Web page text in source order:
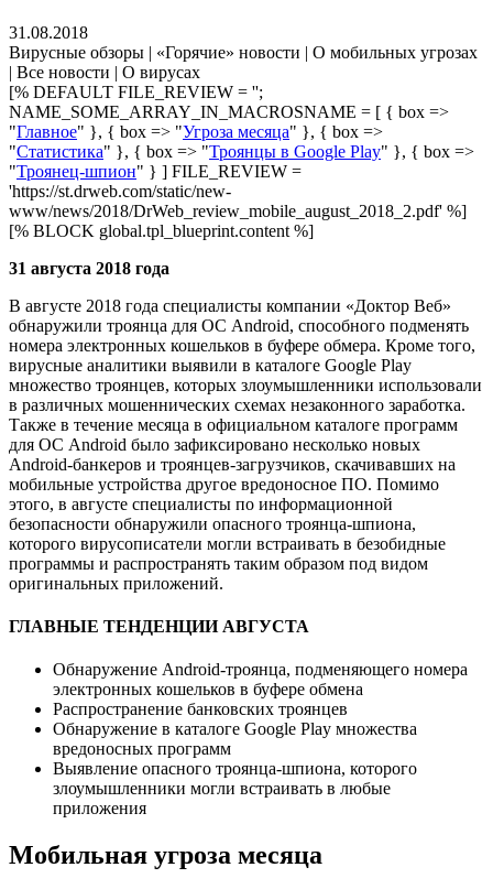
31.08.2018
Вирусные обзоры | «Горячие» новости | О мобильных угрозах
| Все новости | О вирусах
[% DEFAULT FILE_REVIEW = '';
NAME_SOME_ARRAY_IN_MACROSNAME = [ { box =>
"Главное" }, { box => "Угроза месяца" }, { box =>
"Статистика" }, { box => "Троянцы в Google Play" }, { box =>
"Троянец-шпион" } ] FILE_REVIEW =
'https://st.drweb.com/static/new-
www/news/2018/DrWeb_review_mobile_august_2018_2.pdf' %]
[% BLOCK global.tpl_blueprint.content %]
31 августа 2018 года
В августе 2018 года специалисты компании «Доктор Веб»
обнаружили троянца для ОС Android, способного подменять
номера электронных кошельков в буфере обмера. Кроме того,
вирусные аналитики выявили в каталоге Google Play
множество троянцев, которых злоумышленники использовали
в различных мошеннических схемах незаконного заработка.
Также в течение месяца в официальном каталоге программ
для ОС Android было зафиксировано несколько новых
Android-банкеров и троянцев-загрузчиков, скачивавших на
мобильные устройства другое вредоносное ПО. Помимо
этого, в августе специалисты по информационной
безопасности обнаружили опасного троянца-шпиона,
которого вирусописатели могли встраивать в безобидные
программы и распространять таким образом под видом
оригинальных приложений.
ГЛАВНЫЕ ТЕНДЕНЦИИ АВГУСТА
Обнаружение Android-троянца, подменяющего номера
электронных кошельков в буфере обмена
Распространение банковских троянцев
Обнаружение в каталоге Google Play множества
вредоносных программ
Выявление опасного троянца-шпиона, которого
злоумышленники могли встраивать в любые
приложения
Мобильная угроза месяца